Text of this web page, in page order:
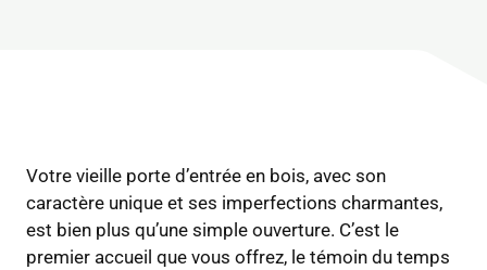
Votre vieille porte d’entrée en bois, avec son
caractère unique et ses imperfections charmantes,
est bien plus qu’une simple ouverture. C’est le
premier accueil que vous offrez, le témoin du temps